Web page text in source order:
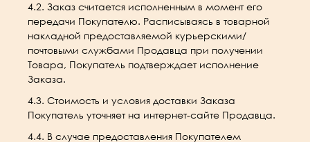
4.2. Заказ считается исполненным в момент его
передачи Покупателю. Расписываясь в товарной
накладной предоставляемой курьерскими/
почтовыми службами Продавца при получении
Товара, Покупатель подтверждает исполнение
Заказа.
4.3. Стоимость и условия доставки Заказа
Покупатель уточняет на интернет-сайте Продавца.
4.4. В случае предоставления Покупателем